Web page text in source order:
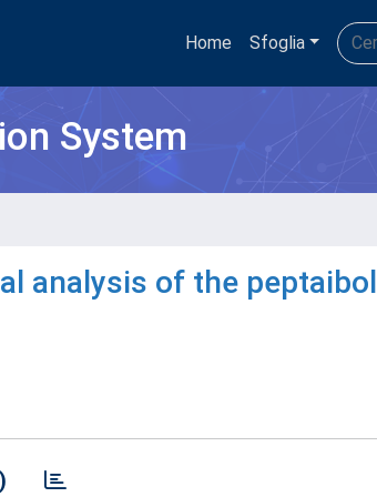
Home Sfoglia
System
analysis of the peptaibol